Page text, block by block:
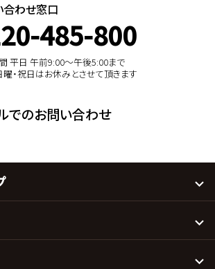
合わせ窓口
485-800
平日 午前9:00〜午後5:00まで
曜・祝日はお休みとさせて頂きます
でのお問い合わせ